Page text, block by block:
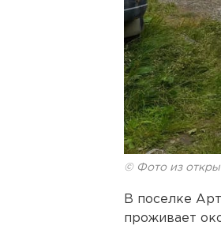
© Фото из
В поселке
проживает